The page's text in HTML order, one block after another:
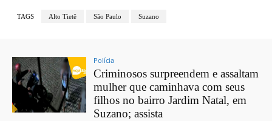
TAGS Alto Tietê São Paulo Suzano
Polícia
Criminosos surpreendem e assaltam
mulher que caminhava com seus
filhos no bairro Jardim Natal, em
Suzano; assista